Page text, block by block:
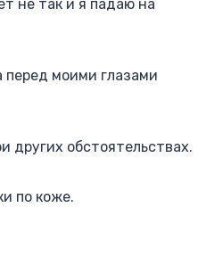
не так и я падаю на
перед моими глазами
других обстоятельствах.
по коже.